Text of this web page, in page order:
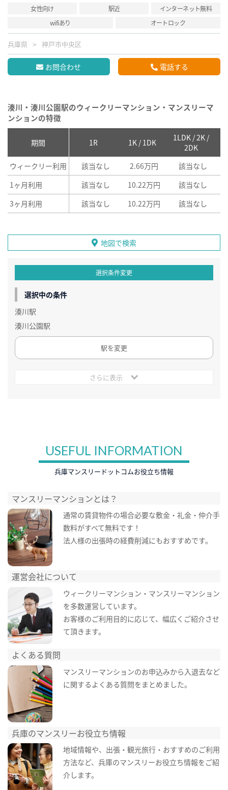
女性向け 駅近
インターネット無料
wifiあり
オートロック
兵庫県 神戸市中央区
お問合わせ 電話する
湊川・湊川公園駅のウィークリーマンション・マンスリーマ
ンションの特徴
期間 1R 1K / 1DK
1LDK / 2K /
2DK
ウィークリー利用 該当なし 2.66万円 該当なし
1ヶ月利用
該当なし 10.22万円 該当なし
3ヶ月利用
該当なし 10.22万円 該当なし
地図で検索
選択条件変更
選択中の条件
湊川駅
湊川公園駅
駅を変更
さらに表示
USEFUL INFORMATION
兵庫マンスリードットコムお役立ち情報
マンスリーマンションとは？
通常の賃貸物件の場合必要な敷金・礼金・仲介手
数料がすべて無料です！
法人様の出張時の経費削減にもおすすめです。
運営会社について
ウィークリーマンション・マンスリーマンション
を多数運営しています。
お客様のご利用目的に応じて、幅広くご紹介させ
て頂きます。
よくある質問
マンスリーマンションのお申込みから入退去など
に関するよくある質問をまとめました。
兵庫のマンスリーお役立ち情報
地域情報や、出張・観光旅行・おすすめのご利用
方法など、兵庫のマンスリーお役立ち情報をご紹
介します。